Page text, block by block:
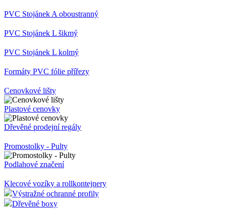
PVC Stojánek L šikmý
PVC Stojánek L kolmý
Cenovkové lišty
Dřevěné prodejní regály